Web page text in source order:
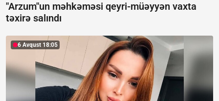
"Arzum"un məhkəməsi qeyri-müəyyən vaxta
təxirə salındı
6 Avqust 18:05